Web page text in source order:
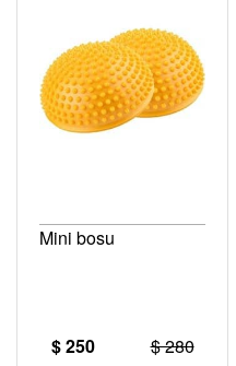
Mini bosu
$ 250 $ 280